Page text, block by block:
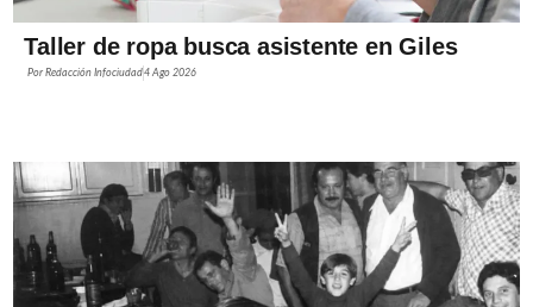
Taller de ropa busca asistente en Giles
PorRedacción Infociudad4 Ago 2026